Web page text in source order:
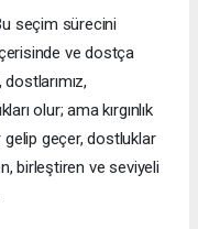
seçim sürecini
ve dostça
olur; ama kırgınlık
geçer, dostluklar
birleştiren ve seviyeli